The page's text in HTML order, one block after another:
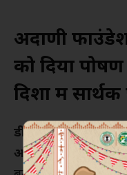
अदाणी
को दिया
दिशा में
डीसीपी ग्रामीण एसएन
आसिफ उर्फ आशू